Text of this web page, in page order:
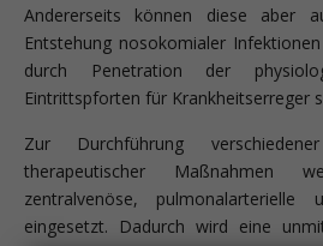
Andererseits können diese aber
Entstehung nosokomialer
durch Penetration der
Eintrittspforten für Krankheitserreger
Zur Durchführung
therapeutischer Maßnahmen
zentralvenöse, pulmonalarterielle
eingesetzt. Dadurch wird eine